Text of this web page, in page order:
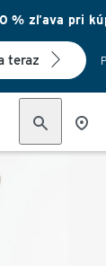
% zľava pri
teraz